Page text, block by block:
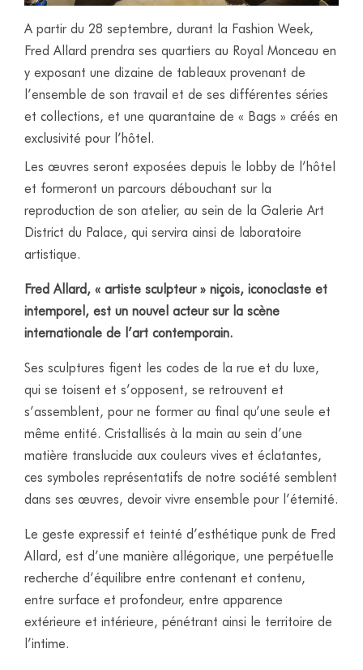
A partir du 28 septembre, durant la Fashion Week,
Fred Allard prendra ses quartiers au Royal Monceau en
y exposant une dizaine de tableaux provenant de
l’ensemble de son travail et de ses différentes séries
et collections, et une quarantaine de « Bags » créés en
exclusivité pour l’hôtel.
Les œuvres seront exposées depuis le lobby de l’hôtel
et formeront un parcours débouchant sur la
reproduction de son atelier, au sein de la Galerie Art
District du Palace, qui servira ainsi de laboratoire
artistique.
Fred Allard, « artiste sculpteur » niçois, iconoclaste et
intemporel, est un nouvel acteur sur la scène
internationale de l’art contemporain.
Ses sculptures figent les codes de la rue et du luxe,
qui se toisent et s’opposent, se retrouvent et
s’assemblent, pour ne former au final qu’une seule et
même entité. Cristallisés à la main au sein d’une
matière translucide aux couleurs vives et éclatantes,
ces symboles représentatifs de notre société semblent
dans ses œuvres, devoir vivre ensemble pour l’éternité.
Le geste expressif et teinté d’esthétique punk de Fred
Allard, est d’une manière allégorique, une perpétuelle
recherche d’équilibre entre contenant et contenu,
entre surface et profondeur, entre apparence
extérieure et intérieure, pénétrant ainsi le territoire de
l’intime.